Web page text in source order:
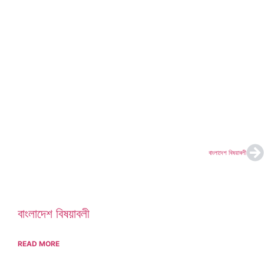
বাংলাদেশ বিষয়াবলী
বাংলাদেশ বিষয়াবলী
READ MORE